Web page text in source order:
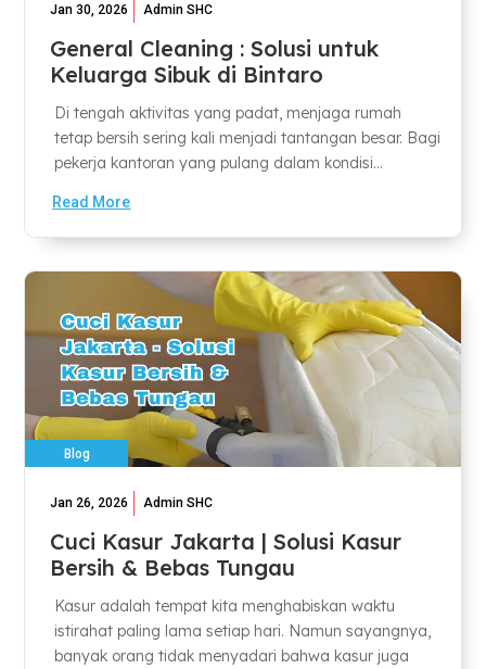
Jan 30, 2026 Admin SHC
General Cleaning : Solusi untuk
Keluarga Sibuk di Bintaro
Di tengah aktivitas yang padat, menjaga rumah
tetap bersih sering kali menjadi tantangan besar. Bagi
pekerja kantoran yang pulang dalam kondisi...
Read More
Blog
Jan 26, 2026 Admin SHC
Cuci Kasur Jakarta | Solusi Kasur
Bersih & Bebas Tungau
Kasur adalah tempat kita menghabiskan waktu
istirahat paling lama setiap hari. Namun sayangnya,
banyak orang tidak menyadari bahwa kasur juga